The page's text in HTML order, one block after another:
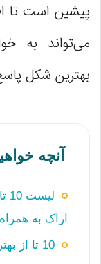
پیشین است تا
می‌تواند به
بهترین شکل
آنچه
اراک به
10 تا از بهترین جراح بینی در اراک را بشناسید!